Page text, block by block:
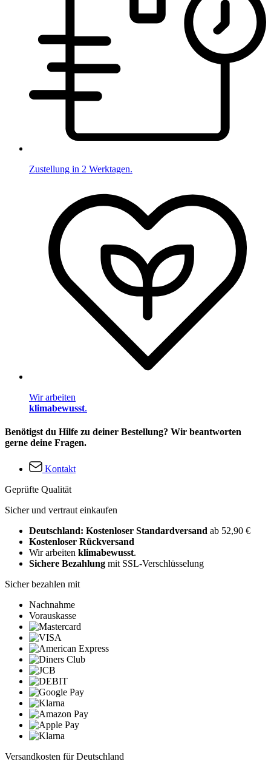
Zustellung in 2 Werktagen.
Wir arbeiten
klimabewusst.
Benötigst du Hilfe zu deiner Bestellung? Wir beantworten
gerne deine Fragen.
Kontakt
Geprüfte Qualität
Sicher und vertraut einkaufen
Deutschland: Kostenloser Standardversand ab 52,90 €
Kostenloser Rückversand
Wir arbeiten klimabewusst.
Sichere Bezahlung mit SSL-Verschlüsselung
Sicher bezahlen mit
Nachnahme
Vorauskasse
Versandkosten für Deutschland